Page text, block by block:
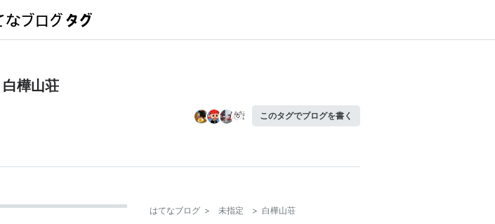
白樺山荘
このタグでブログを書く
はてなブログ > 未指定 > 白樺山荘